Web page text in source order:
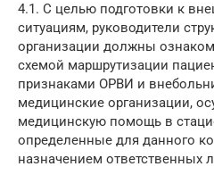
4.1. С целью подготовки к
ситуациям, руководители
организации должны
схемой маршрутизации
признаками ОРВИ и
медицинские организации,
медицинскую помощь в
определенные для данного
назначением ответственных